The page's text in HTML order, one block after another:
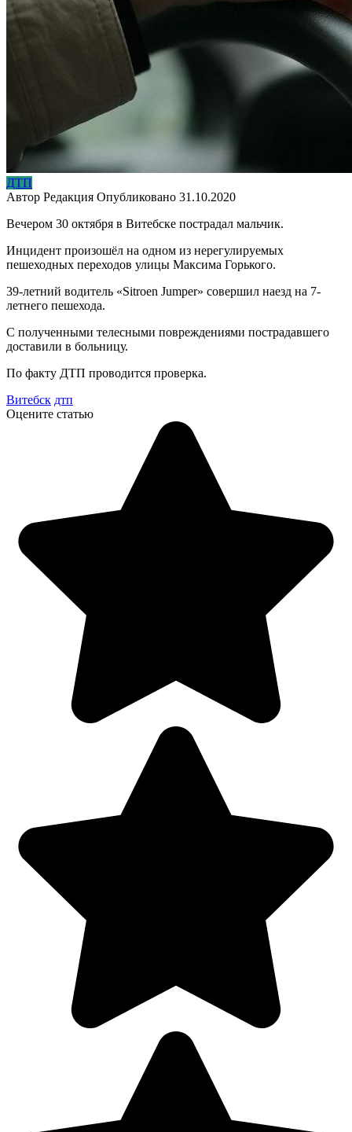
ДТП
Автор Редакция Опубликовано 31.10.2020
Вечером 30 октября в Витебске пострадал мальчик.
Инцидент произошёл на одном из нерегулируемых
пешеходных переходов улицы Максима Горького.
39-летний водитель «Sitroen Jumper» совершил наезд на 7-
летнего пешехода.
С полученными телесными повреждениями пострадавшего
доставили в больницу.
По факту ДТП проводится проверка.
Витебск дтп
Оцените статью